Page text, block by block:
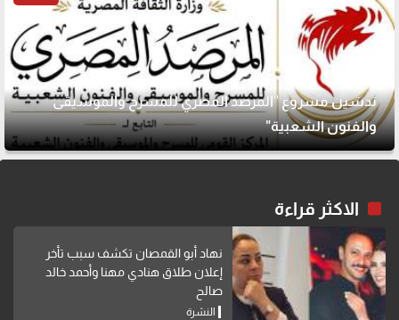
تدشين مشروع "المرصد المصري للمسرح والموسيقى
والفنون الشعبية"
الاكثر قراءة
نهاد أبو القمصان تكشف سبب تأخر
إعلان طلاق هنادي مهنا وأحمد خالد
صالح
النشرة